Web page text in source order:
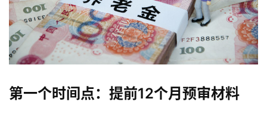
第一个时间点：提前12个月预审材料